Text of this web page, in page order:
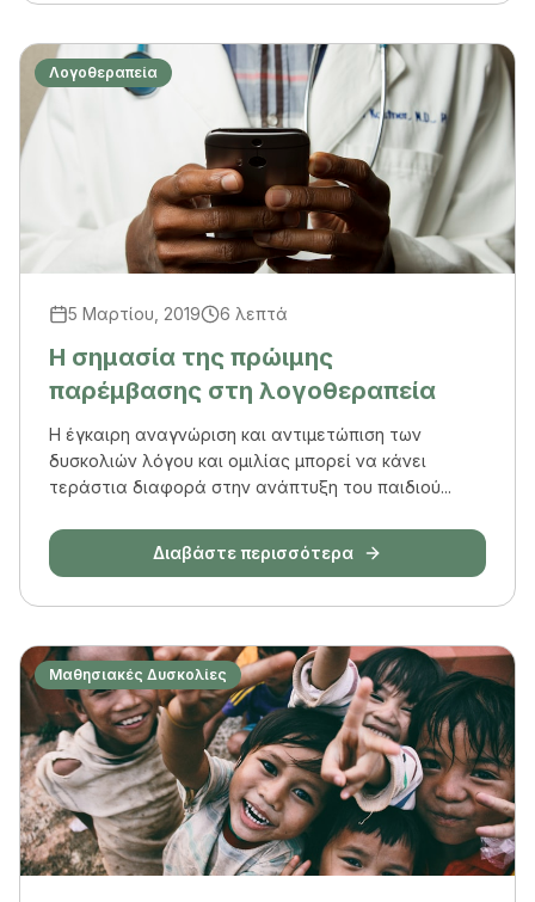
Λογοθεραπεία
5 Μαρτίου, 2019 6 λεπτά
Η σημασία της πρώιμης
παρέμβασης στη λογοθεραπεία
Η έγκαιρη αναγνώριση και αντιμετώπιση των
δυσκολιών λόγου και ομιλίας μπορεί να κάνει
τεράστια διαφορά στην ανάπτυξη του παιδιού...
Διαβάστε περισσότερα
Μαθησιακές Δυσκολίες